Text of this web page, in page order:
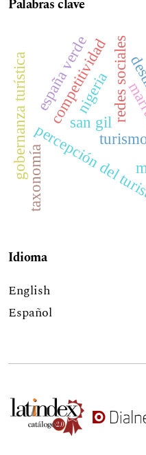
Palabras clave
redes sociales
percepción del
gobernanza turística competitividad
españa verde
san gil
nigeria
taxonomía
Idioma
English
Español